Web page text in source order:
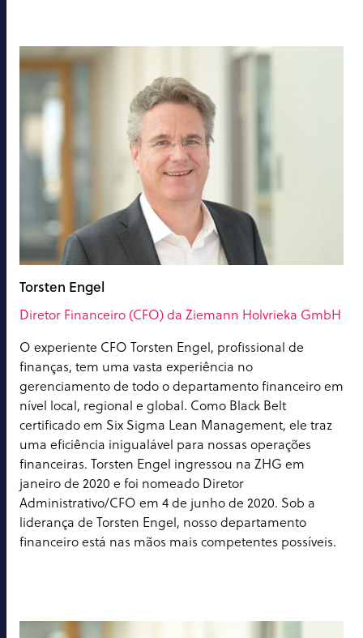
Torsten Engel
Diretor Financeiro (CFO) da Ziemann Holvrieka GmbH
O experiente CFO Torsten Engel, profissional de
finanças, tem uma vasta experiência no
gerenciamento de todo o departamento financeiro em
nível local, regional e global. Como Black Belt
certificado em Six Sigma Lean Management, ele traz
uma eficiência inigualável para nossas operações
financeiras. Torsten Engel ingressou na ZHG em
janeiro de 2020 e foi nomeado Diretor
Administrativo/CFO em 4 de junho de 2020. Sob a
liderança de Torsten Engel, nosso departamento
financeiro está nas mãos mais competentes possíveis.